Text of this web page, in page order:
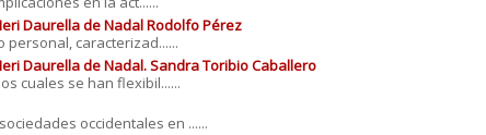
Daurella de Nadal Rodolfo Pérez
caracterizad......
Daurella de Nadal. Sandra Toribio Caballero
cuales se han flexibil......
occidentales en ......